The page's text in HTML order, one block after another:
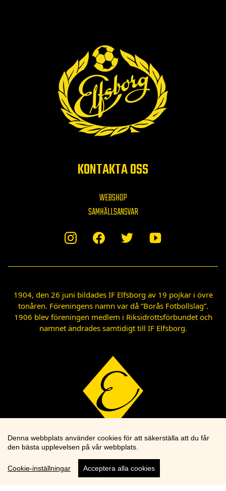
KONTAKTA OSS
WEBSHOP
SAMHÄLLSANSVAR
1904, den 26 juni bildades IF Elfsborg av 19 pojkar i övre
tonåren. Föreningens namn var då ”Borås Fotbollslag”.
1906 blev föreningen medlem i Riksidrottsförbundet och
namnet ändrades samtidigt till IF Elfsborg.
Denna webbplats använder cookies för att säkerställa att du får
den bästa upplevelsen på vår webbplats.
Cookie-inställningar Acceptera alla cookies